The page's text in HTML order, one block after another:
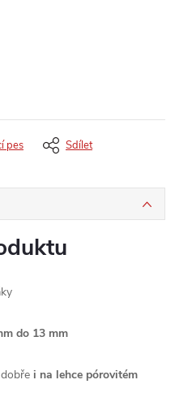
pes Sdílet
do 13 mm
i na lehce pórovitém